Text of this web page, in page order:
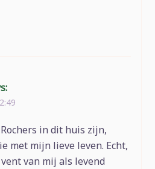
in dit huis zijn,
met mijn lieve leven. Echt,
van mij als levend